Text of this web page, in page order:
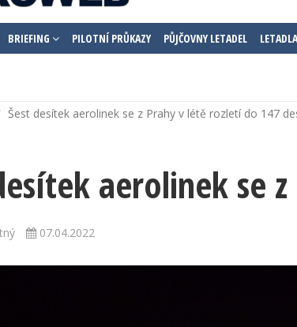
BRIEFING PILOTNÍ PRŮKAZY PŮJČOVNY LETADEL LETADLA
Šest desítek aerolinek se z Prahy v létě rozletí do 147
aerolinek se
07.04.2022